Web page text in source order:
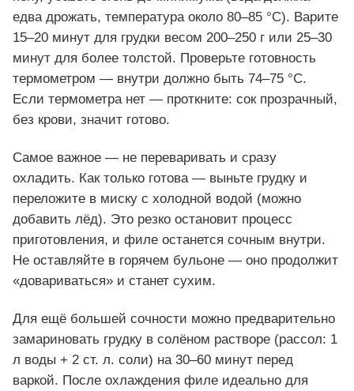
едва дрожать, температура около 80–85 °C). Варите
15–20 минут для грудки весом 200–250 г или 25–30
минут для более толстой. Проверьте готовность
термометром — внутри должно быть 74–75 °C.
Если термометра нет — проткните: сок прозрачный,
без крови, значит готово.
Самое важное — не переваривать и сразу
охладить. Как только готова — выньте грудку и
переложите в миску с холодной водой (можно
добавить лёд). Это резко остановит процесс
приготовления, и филе останется сочным внутри.
Не оставляйте в горячем бульоне — оно продолжит
«довариваться» и станет сухим.
Для ещё большей сочности можно предварительно
замариновать грудку в солёном растворе (рассол: 1
л воды + 2 ст. л. соли) на 30–60 минут перед
варкой. После охлаждения филе идеально для